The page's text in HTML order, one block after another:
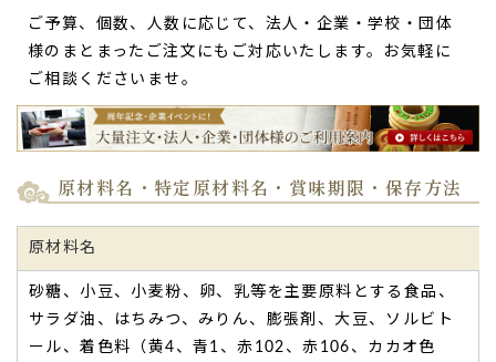
ご予算、個数、人数に応じて、法人・企業・学校・団体
様のまとまったご注文にもご対応いたします。お気軽に
ご相談くださいませ。
原材料名・特定原材料名・賞味期限・保存方法
原材料名
砂糖、小豆、小麦粉、卵、乳等を主要原料とする食品、
サラダ油、はちみつ、みりん、膨張剤、大豆、ソルビト
ール、着色料（黄4、青1、赤102、赤106、カカオ色